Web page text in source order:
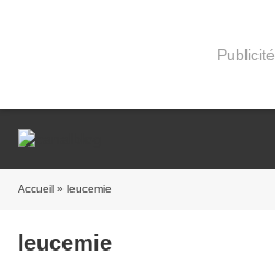
Publicité
Accueil » leucemie
leucemie